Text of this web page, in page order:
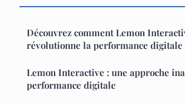
Découvrez comment Lemon
révolutionne la performance digitale
Lemon Interactive : une approche
performance digitale